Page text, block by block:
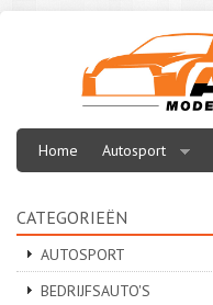
Home Autosport
CATEGORIEËN
AUTOSPORT
BEDRIJFSAUTO'S